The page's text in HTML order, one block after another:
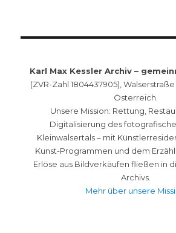
Karl Max Kessler Archiv –
(ZVR-Zahl 1804437905), Walserstraße
Österreich.
Unsere Mission: Rettung,
Digitalisierung des
Kleinwalsertals – mit
Kunst-Programmen und dem
Erlöse aus Bildverkäufen fließen in
Archivs.
Mehr über unsere